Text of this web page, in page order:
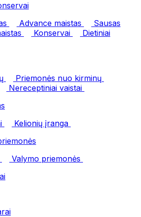
Advance maistas
Sausas
Konservai
Dietiniai
Priemonės nuo kirminų
Nereceptiniai vaistai
Kelionių įranga
Valymo priemonės